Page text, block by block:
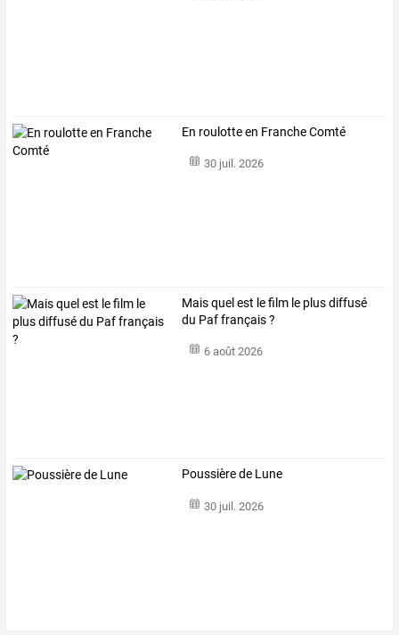
En roulotte en Franche Comté
30 juil. 2026
Mais quel est le film le plus diffusé
du Paf français ?
6 août 2026
Poussière de Lune
30 juil. 2026